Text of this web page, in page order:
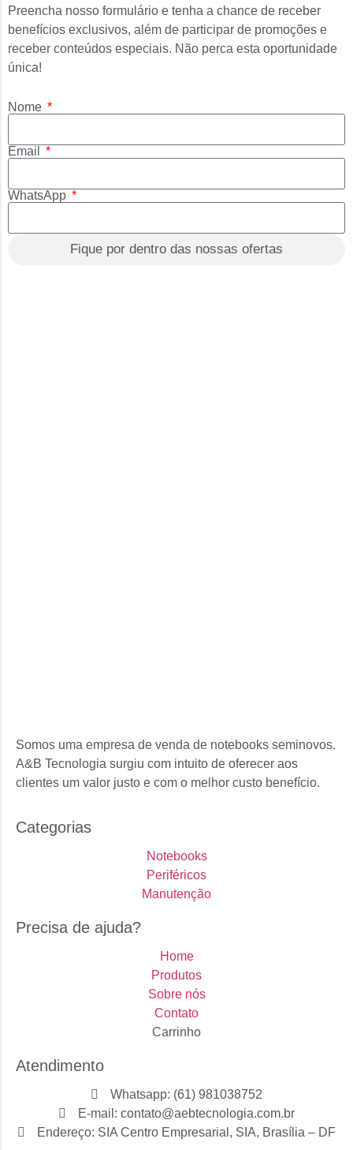
Preencha nosso formulário e tenha a chance de receber
benefícios exclusivos, além de participar de promoções e
receber conteúdos especiais. Não perca esta oportunidade
única!
Nome
Email
WhatsApp
Fique por dentro das nossas ofertas
Somos uma empresa de venda de notebooks seminovos.
A&B Tecnologia surgiu com intuito de oferecer aos
clientes um valor justo e com o melhor custo benefício.
Categorias
Notebooks
Periféricos
Manutenção
Precisa de ajuda?
Home
Produtos
Sobre nós
Contato
Carrinho
Atendimento
Whatsapp: (61) 981038752
E-mail: contato@aebtecnologia.com.br
Endereço: SIA Centro Empresarial, SIA, Brasília – DF